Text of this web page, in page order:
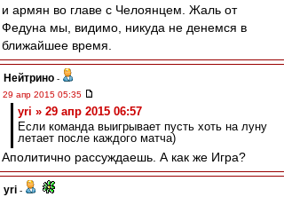
и армян во главе с Челоянцем. Жаль от
Федуна мы, видимо, никуда не денемся в
ближайшее время.
Нейтрино -
29 апр 2015 05:35
yri » 29 апр 2015 06:57
Если команда выигрывает пусть хоть на луну
летает после каждого матча)
Аполитично рассуждаешь. А как же Игра?
yri -